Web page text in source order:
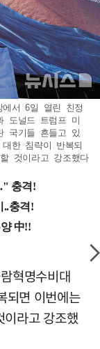
에서 6일 열린 친정
도널드 트럼프 미
국기들 흔들고 있
한 침략이 반복되
것이라고 강조했다
혁명수비대
되면 이번에는
이라고 강조했